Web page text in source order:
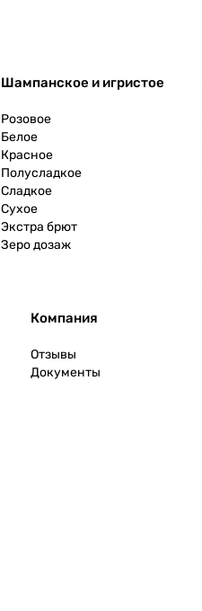
0
0
0
Шампанское и игристое
Розовое
Белое
Красное
Полусладкое
Сладкое
Сухое
Экстра брют
Зеро дозаж
Компания
Отзывы
Документы